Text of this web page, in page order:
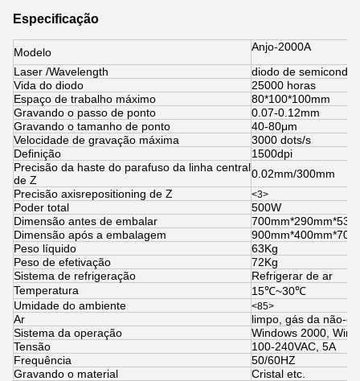
Especificação
Modelo Anjo-2000A
Laser /Wavelength
diodo de
Vida do diodo
25000 horas
Espaço de trabalho máximo
80*100*100mm
Gravando o passo de ponto
0.07-0.12mm
Gravando o tamanho de ponto
40-80μm
Velocidade de gravação máxima
3000 dots/s
Definição
1500dpi
Precisão da haste do parafuso da linha central
de Z
0.02mm/300mm
Precisão axisrepositioning de Z
<3>
Poder total
500W
Dimensão antes de embalar
Dimensão após a embalagem
Peso líquido
63Kg
Peso de efetivação
72Kg
Sistema de refrigeração
Refrigerar de ar
Temperatura
15℃~30℃
Umidade do ambiente
<85>
Ar
limpo, gás da não-
Sistema da operação
Windows 2000,
Tensão
100-240VAC, 5A
Frequência
50/60HZ
Gravando o material
Cristal etc.